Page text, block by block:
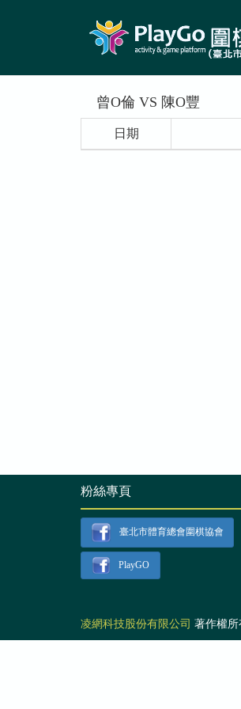
曾O倫 VS 陳O豐
日期
粉絲專頁
臺北市體育總會圍棋協會
PlayGO
凌網科技股份有限公司 著作權所